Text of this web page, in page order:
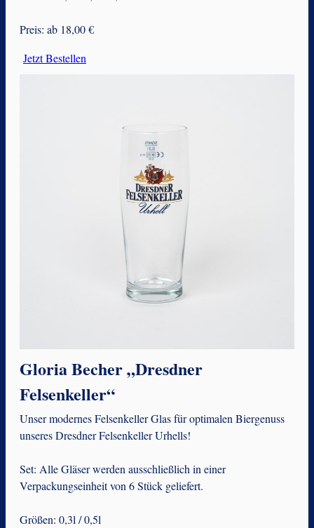
Preis: ab 18,00 €
Jetzt Bestellen
Gloria Becher „Dresdner
Felsenkeller“
Unser modernes Felsenkeller Glas für optimalen Biergenuss
unseres Dresdner Felsenkeller Urhells!
Set: Alle Gläser werden ausschließlich in einer
Verpackungseinheit von 6 Stück geliefert.
Größen: 0,3l / 0,5l